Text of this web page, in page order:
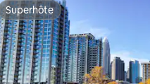
Superhôte
Superhôte